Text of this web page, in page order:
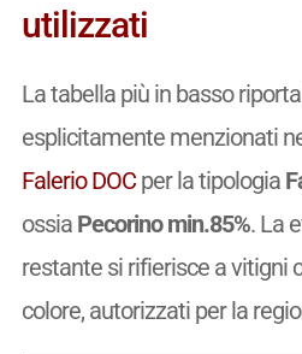
utilizzati
La tabella più in basso
esplicitamente menzionati
Falerio DOCper la tipologia
ossia Pecorino min.85%. La
restante si rifierisce a vitigni
colore, autorizzati per la